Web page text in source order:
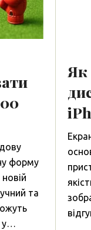
форму
та
у…
Як